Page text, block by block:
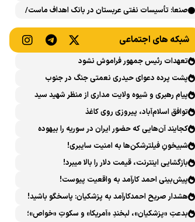
نشست علمی «اربعین حسینی در منظومه فکری رهبر
صنعا: تأسیسات نفتی عربستان در بانک اهداف ماست/
پاسخی محکم می‌دهیم
شبکه های اجتماعی
تعهدات رئیس جمهور فراموش نشود
پشت پرده دعوای حیدری نعمتی جنگ در جنوب
پیام رهبری و شیوه ولایت مداری از منظر شهید سید
حسن نصرالله
توافق اسلام‌آباد، پیروزی روی کاغذ
کجایند آن‌هایی که حضور ایران در سوریه را بیهوده
میدانستند؟
شبیخونِ فیلترشکن‌ها به امنیت سایبری!
بازگشایی اینترنت، قیمت دلار را بالا میبرد!
پیش‌بینی احمد کارآمد به واقعیت پیوست!
هشدار صریح احمدکارآمد به پزشکیان: پاسخگو باشید!
بدعتِ «پزشکیان»، لبخندِ «آمریکا» و سکوتِ «خواص»؛